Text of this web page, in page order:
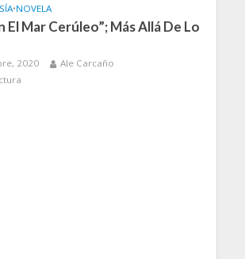
•NOVELA
El Mar Cerúleo”; Más Allá De Lo
2020
Ale Carcaño